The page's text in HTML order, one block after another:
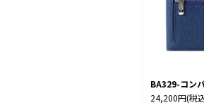
BA329-コン
24,200円(税